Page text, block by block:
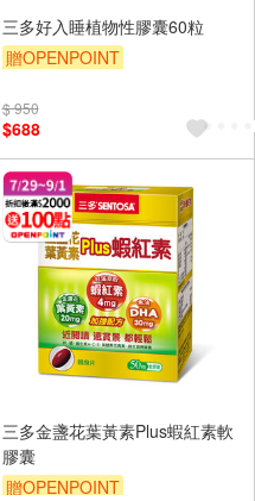
三多好入睡植物性膠囊60粒
贈OPENPOINT
$ 950
$688
三多金盞花葉黃素Plus蝦紅素軟
膠囊
贈OPENPOINT